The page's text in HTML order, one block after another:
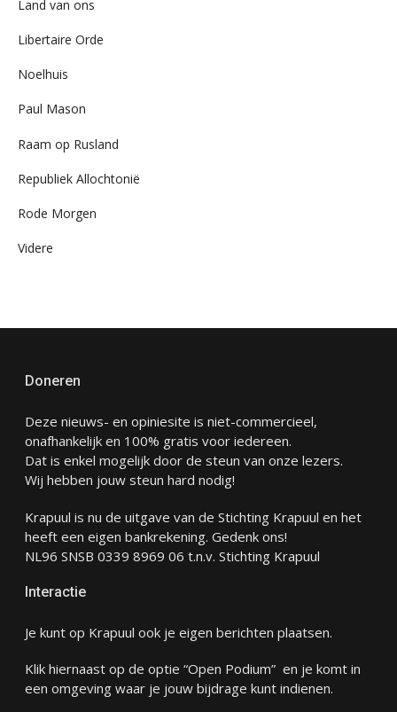
Land van ons
Libertaire Orde
Noelhuis
Paul Mason
Raam op Rusland
Republiek Allochtonië
Rode Morgen
Videre
Doneren
Deze nieuws- en opiniesite is niet-commercieel,
onafhankelijk en 100% gratis voor iedereen.
Dat is enkel mogelijk door de steun van onze lezers.
Wij hebben jouw steun hard nodig!
Krapuul is nu de uitgave van de Stichting Krapuul en het
heeft een eigen bankrekening. Gedenk ons!
NL96 SNSB 0339 8969 06 t.n.v. Stichting Krapuul
Interactie
Je kunt op Krapuul ook je eigen berichten plaatsen.
Klik hiernaast op de optie “Open Podium” en je komt in
een omgeving waar je jouw bijdrage kunt indienen.